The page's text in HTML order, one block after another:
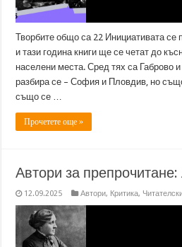
Творбите общо са 22 Инициативата се
и тази година книги ще се четат до
населени места. Сред тях са Габрово
разбира се – София и Пловдив, но
също се …
Прочетете още »
Автори за
12.09.2025 Автори, Критика,